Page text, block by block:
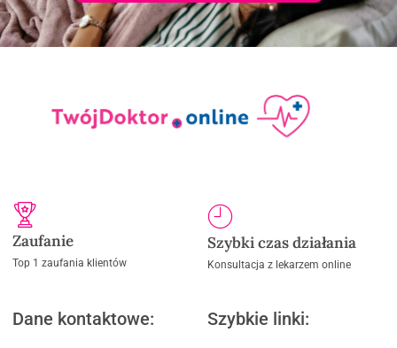
Zaufanie
Top 1 zaufania klientów
Szybki czas działania
Konsultacja z lekarzem online
Dane kontaktowe: Szybkie linki: